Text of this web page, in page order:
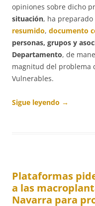
opiniones sobre dicho
situación, ha preparado
resumido, documento
personas, grupos y
Departamento, de
magnitud del problema
Vulnerables.
Sigue leyendo →
Plataformas
a las
Navarra para